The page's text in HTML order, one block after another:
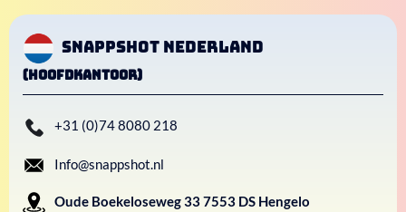
Snappshot Nederland
(Hoofdkantoor)
+31 (0)74 8080 218
Info@snappshot.nl
Oude Boekeloseweg337553 DS Hengelo